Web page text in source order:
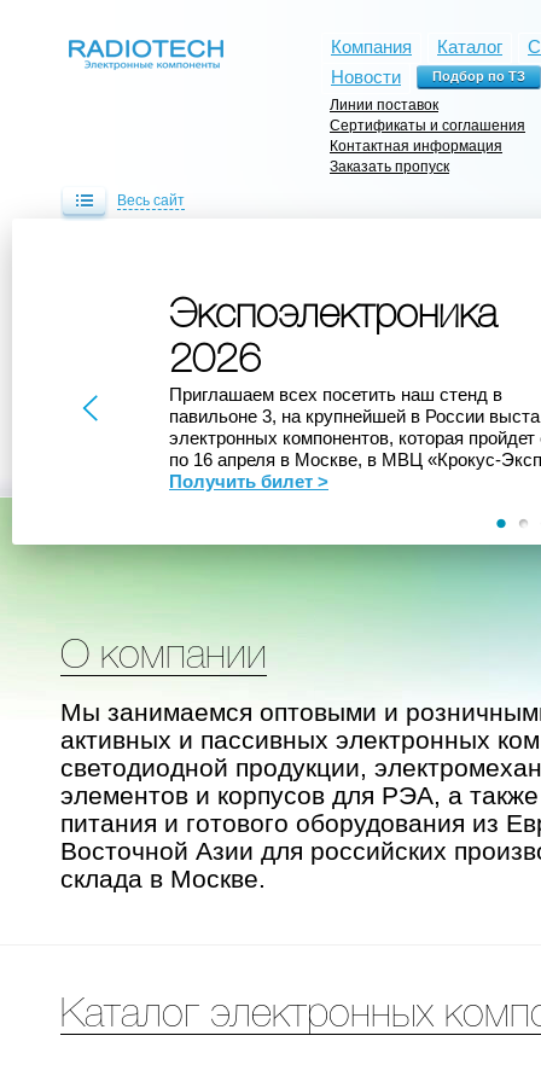
Компания Каталог
Новости
Линии поставок
Сертификаты и соглашения
Контактная информация
Заказать пропуск
Весь сайт
Экспоэлектроника
2026
Приглашаем всех посетить наш стенд в
павильоне 3, на крупнейшей в России
электронных компонентов, которая пройдет
по 16 апреля в Москве, в МВЦ «Крокус-
Получить билет >
Широкая линейка
DC-DC преобразователи
Широкая линейка
Разъемы
Поставка стандартных корпусов
Более 300 моделей
Высокочастотные коаксиальные
Разъемы повышенной прочностипоставки
Разъемы
CONNFLY ATTEND KLS AMTEK
MOLEX
О компании
Мы занимаемся оптовыми и
активных и пассивных электронных
светодиодной продукции,
элементов и корпусов для РЭА, а
питания и готового оборудования из
Восточной Азии для российских
склада в Москве.
Каталог электронных